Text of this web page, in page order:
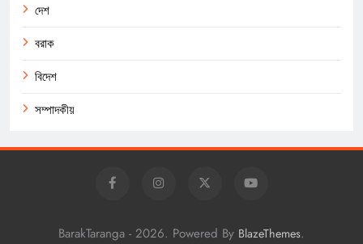
দেশ
বরাক
বিদেশ
সম্পাদকীয়
BarakTaranga - 2026. Powered By BlazeThemes.